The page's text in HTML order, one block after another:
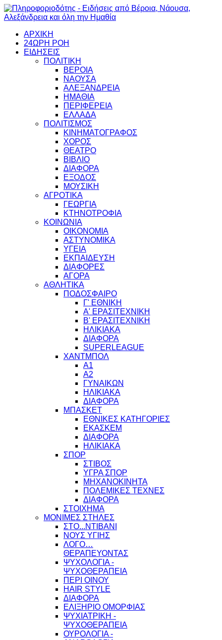
ΑΡΧΙΚΗ
24ΩΡΗ ΡΟΗ
ΕΙΔΗΣΕΙΣ
ΠΟΛΙΤΙΚΗ
ΒΕΡΟΙΑ
ΝΑΟΥΣΑ
ΑΛΕΞΑΝΔΡΕΙΑ
ΗΜΑΘΙΑ
ΠΕΡΙΦΕΡΕΙΑ
ΕΛΛΑΔΑ
ΠΟΛΙΤΙΣΜΟΣ
ΚΙΝΗΜΑΤΟΓΡΑΦΟΣ
ΧΟΡΟΣ
ΘΕΑΤΡΟ
ΒΙΒΛΙΟ
ΔΙΑΦΟΡΑ
ΕΞΟΔΟΣ
ΜΟΥΣΙΚΗ
ΑΓΡΟΤΙΚΑ
ΓΕΩΡΓΙΑ
ΚΤΗΝΟΤΡΟΦΙΑ
ΚΟΙΝΩΝΙΑ
ΟΙΚΟΝΟΜΙΑ
ΑΣΤΥΝΟΜΙΚΑ
ΥΓΕΙΑ
ΕΚΠΑΙΔΕΥΣΗ
ΔΙΑΦΟΡΕΣ
ΑΓΟΡΑ
ΑΘΛΗΤΙΚΑ
ΠΟΔΟΣΦΑΙΡΟ
Γ' ΕΘΝΙΚΗ
Α' ΕΡΑΣΙΤΕΧΝΙΚΗ
Β' ΕΡΑΣΙΤΕΧΝΙΚΗ
ΗΛΙΚΙΑΚΑ
ΔΙΑΦΟΡΑ
SUPERLEAGUE
ΧΑΝΤΜΠΟΛ
Α1
Α2
ΓΥΝΑΙΚΩΝ
ΗΛΙΚΙΑΚΑ
ΔΙΑΦΟΡΑ
ΜΠΑΣΚΕΤ
ΕΘΝΙΚΕΣ ΚΑΤΗΓΟΡΙΕΣ
ΕΚΑΣΚΕΜ
ΔΙΑΦΟΡΑ
ΗΛΙΚΙΑΚΑ
ΣΠΟΡ
ΣΤΙΒΟΣ
ΥΓΡΑ ΣΠΟΡ
ΜΗΧΑΝΟΚΙΝΗΤΑ
ΠΟΛΕΜΙΚΕΣ ΤΕΧΝΕΣ
ΔΙΑΦΟΡΑ
ΣΤΟΙΧΗΜΑ
ΜΟΝΙΜΕΣ ΣΤΗΛΕΣ
ΣΤΟ...ΝΤΙΒΑΝΙ
ΝΟΥΣ ΥΓΙΗΣ
ΛΟΓΟ…
ΘΕΡΑΠΕΥΟΝΤΑΣ
ΨΥΧΟΛΟΓΙΑ -
ΨΥΧΟΘΕΡΑΠΕΙΑ
ΠΕΡΙ ΟΙΝΟΥ
HAIR STYLE
ΔΙΑΦΟΡΑ
ΕΛΙΞΗΡΙΟ ΟΜΟΡΦΙΑΣ
ΨΥΧΙΑΤΡΙΚΗ -
ΨΥΧΟΘΕΡΑΠΕΙΑ
ΟΥΡΟΛΟΓΙΑ -